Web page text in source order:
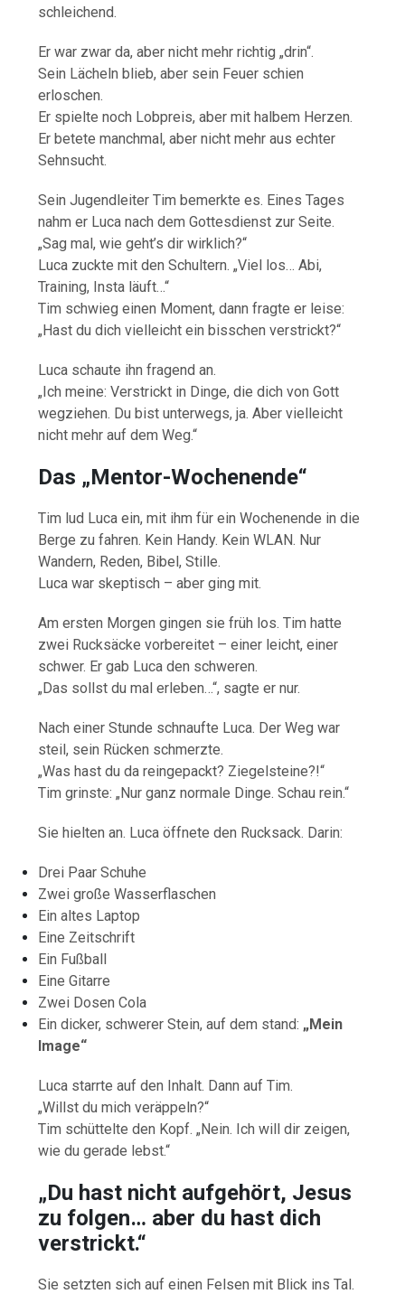
schleichend.
Er war zwar da, aber nicht mehr richtig „drin“.
Sein Lächeln blieb, aber sein Feuer schien
erloschen.
Er spielte noch Lobpreis, aber mit halbem Herzen.
Er betete manchmal, aber nicht mehr aus echter
Sehnsucht.
Sein Jugendleiter Tim bemerkte es. Eines Tages
nahm er Luca nach dem Gottesdienst zur Seite.
„Sag mal, wie geht’s dir wirklich?“
Luca zuckte mit den Schultern. „Viel los… Abi,
Training, Insta läuft…“
Tim schwieg einen Moment, dann fragte er leise:
„Hast du dich vielleicht ein bisschen verstrickt?“
Luca schaute ihn fragend an.
„Ich meine: Verstrickt in Dinge, die dich von Gott
wegziehen. Du bist unterwegs, ja. Aber vielleicht
nicht mehr auf dem Weg.“
Das „Mentor-Wochenende“
Tim lud Luca ein, mit ihm für ein Wochenende in die
Berge zu fahren. Kein Handy. Kein WLAN. Nur
Wandern, Reden, Bibel, Stille.
Luca war skeptisch – aber ging mit.
Am ersten Morgen gingen sie früh los. Tim hatte
zwei Rucksäcke vorbereitet – einer leicht, einer
schwer. Er gab Luca den schweren.
„Das sollst du mal erleben…“, sagte er nur.
Nach einer Stunde schnaufte Luca. Der Weg war
steil, sein Rücken schmerzte.
„Was hast du da reingepackt? Ziegelsteine?!“
Tim grinste: „Nur ganz normale Dinge. Schau rein.“
Sie hielten an. Luca öffnete den Rucksack. Darin:
Drei Paar Schuhe
Zwei große Wasserflaschen
Ein altes Laptop
Eine Zeitschrift
Ein Fußball
Eine Gitarre
Zwei Dosen Cola
Ein dicker, schwerer Stein, auf dem stand: „Mein
Image“
Luca starrte auf den Inhalt. Dann auf Tim.
„Willst du mich veräppeln?“
Tim schüttelte den Kopf. „Nein. Ich will dir zeigen,
wie du gerade lebst.“
„Du hast nicht aufgehört, Jesus
zu folgen… aber du hast dich
verstrickt.“
Sie setzten sich auf einen Felsen mit Blick ins Tal.